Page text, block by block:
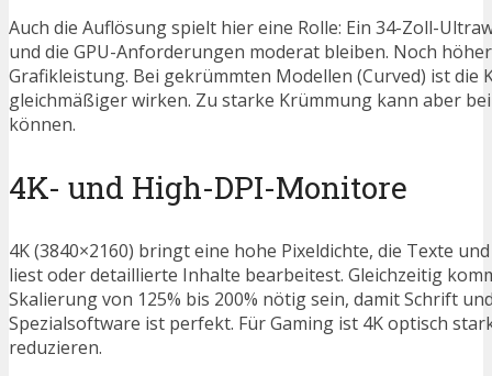
Auch die Auflösung spielt hier eine Rolle: Ein 34-Zoll-
und die GPU-Anforderungen moderat bleiben. Noch
Grafikleistung. Bei gekrümmten Modellen (Curved) ist
gleichmäßiger wirken. Zu starke Krümmung kann aber
können.
4K- und High-DPI-Monitore
4K (3840×2160) bringt eine hohe Pixeldichte, die Texte
liest oder detaillierte Inhalte bearbeitest. Gleichzeitig
Skalierung von 125% bis 200% nötig sein, damit Schrift
Spezialsoftware ist perfekt. Für Gaming ist 4K optisch
reduzieren.